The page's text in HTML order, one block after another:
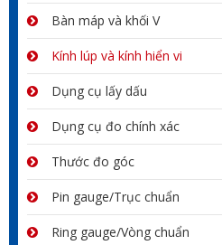
Bàn máp và khối V
Kính lúp và kính hiển vi
Dụng cụ lấy dấu
Dụng cụ đo chính xác
Thước đo góc
Pin gauge/Trục chuẩn
Ring gauge/Vòng chuẩn